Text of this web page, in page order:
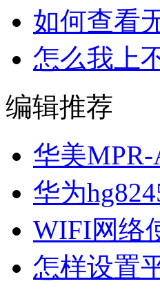
如何查看
怎么我上
编辑推荐
华美
华为
WIFI网络
怎样设置